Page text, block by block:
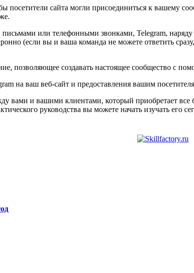
посетители сайта могли присоединиться к вашему
или телефонными звонками, Telegram,
(если вы и ваша команда не можете ответить
позволяющее создавать настоящее сообщество с
на ваш веб-сайт и предоставления вашим
вами и вашими клиентами, который приобретает все
руководства вы можете начать изучать его